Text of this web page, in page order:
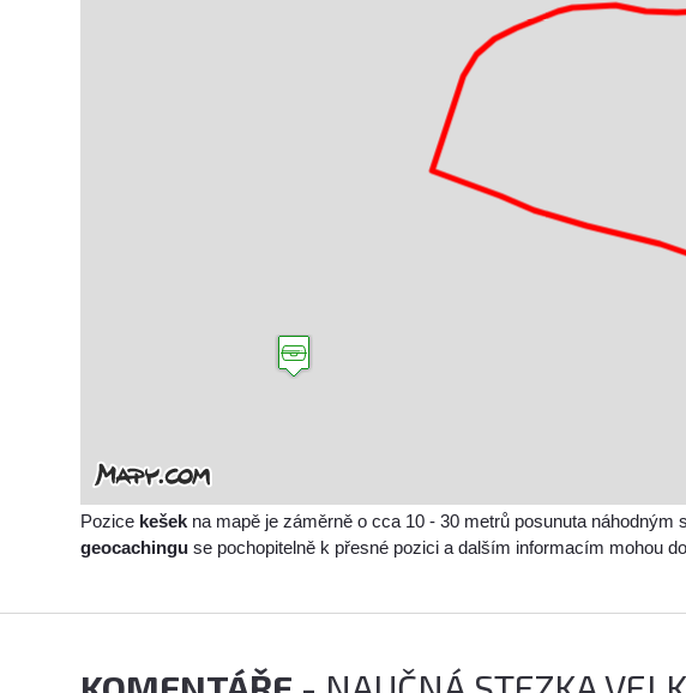
Pozice kešek na mapě je záměrně o cca 10 - 30 metrů posunuta
geocachingu se pochopitelně k přesné pozici a dalším informacím mohou